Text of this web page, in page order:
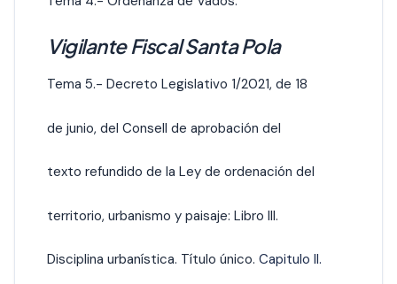
Vigilante Fiscal Santa Pola
Tema 5.- Decreto Legislativo 1/2021, de 18
de junio, del Consell de aprobación del
texto refundido de la Ley de ordenación del
territorio, urbanismo y paisaje: Libro III.
Disciplina urbanística. Título único. Capitulo II.